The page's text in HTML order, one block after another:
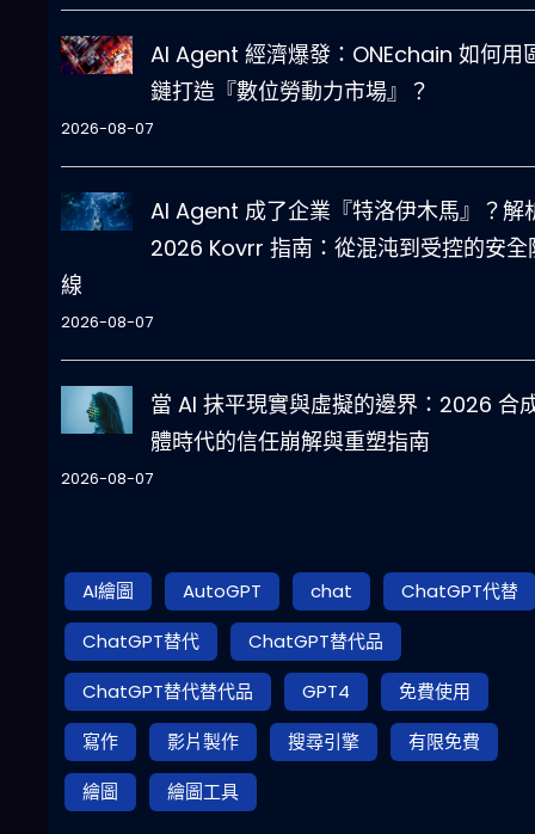
AI Agent 經濟爆發：ONEchain 如何用
鏈打造『數位勞動力市場』？
2026-08-07
AI Agent 成了企業『特洛伊木馬』？解
2026 Kovrr 指南：從混沌到受控的安全
線
2026-08-07
當 AI 抹平現實與虛擬的邊界：2026 合
體時代的信任崩解與重塑指南
2026-08-07
AI繪圖 AutoGPT chat
ChatGPT代替
ChatGPT替代
ChatGPT替代品
ChatGPT替代替代品
GPT4
免費使用
寫作
影片製作 搜尋引擎
有限免費
繪圖
繪圖工具